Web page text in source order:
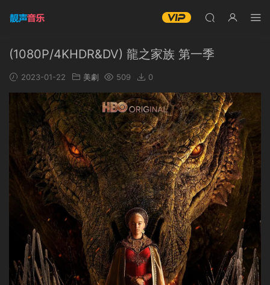
(1080P/4KHDR&DV) 龍之家族 第一季
2023-01-22 美劇 509 0